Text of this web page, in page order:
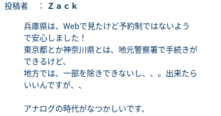
投稿者
： Ｚａｃｋ
兵庫県は、Webで見たけど予約制ではないよう
で安心しました！
東京都とか神奈川県とは、地元警察署で手続きが
できるけど、
地方では、一部を除きできないし、、。出来たら
いいんですが、、
アナログの時代がなつかしいです、